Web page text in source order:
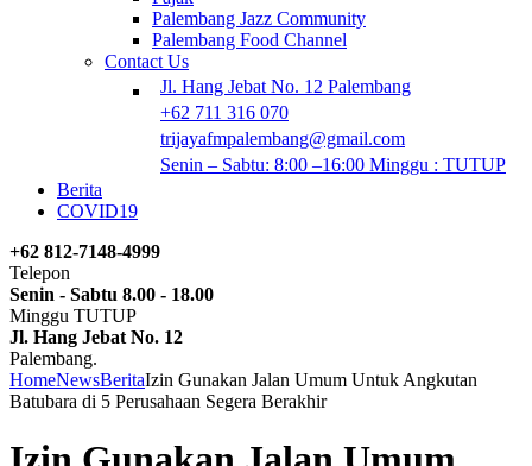
Palembang Jazz Community
Palembang Food Channel
Contact Us
Jl. Hang Jebat No. 12 Palembang
+62 711 316 070
trijayafmpalembang@gmail.com
Senin – Sabtu: 8:00 –16:00 Minggu : TUTUP
Berita
COVID19
+62 812-7148-4999
Telepon
Senin - Sabtu 8.00 - 18.00
Minggu TUTUP
Jl. Hang Jebat No. 12
Palembang.
HomeNewsBeritaIzin Gunakan Jalan Umum Untuk Angkutan
Batubara di 5 Perusahaan Segera Berakhir